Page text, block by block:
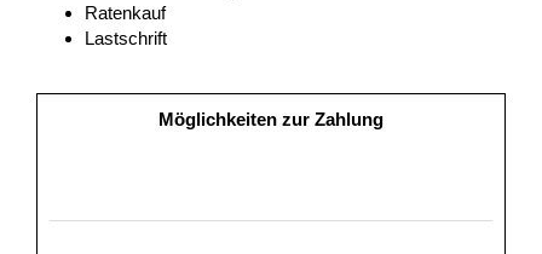
Ratenkauf
Lastschrift
Möglichkeiten zur Zahlung